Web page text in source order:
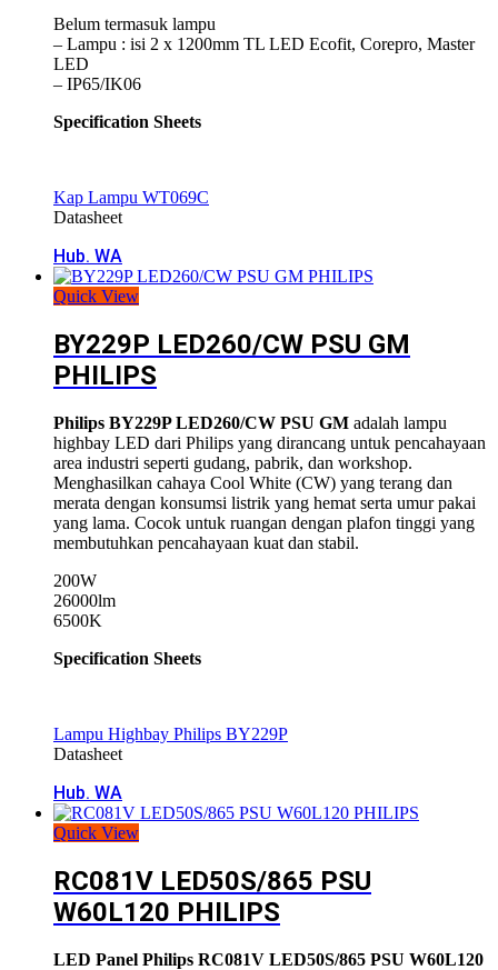
Belum termasuk lampu
– Lampu : isi 2 x 1200mm TL LED Ecofit, Corepro, Master
LED
– IP65/IK06
Specification Sheets
Kap Lampu WT069C
Datasheet
Hub. WA
Quick View
BY229P LED260/CW PSU GM
PHILIPS
Philips BY229P LED260/CW PSU GM adalah lampu
highbay LED dari Philips yang dirancang untuk pencahayaan
area industri seperti gudang, pabrik, dan workshop.
Menghasilkan cahaya Cool White (CW) yang terang dan
merata dengan konsumsi listrik yang hemat serta umur pakai
yang lama. Cocok untuk ruangan dengan plafon tinggi yang
membutuhkan pencahayaan kuat dan stabil.
200W
26000lm
6500K
Specification Sheets
Lampu Highbay Philips BY229P
Datasheet
Hub. WA
Quick View
RC081V LED50S/865 PSU
W60L120 PHILIPS
LED Panel Philips RC081V LED50S/865 PSU W60L120